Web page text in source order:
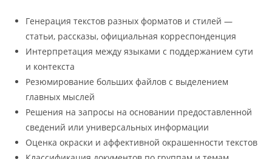
Генерация текстов разных форматов и стилей —
статьи, рассказы, официальная корреспонденция
Интерпретация между языками с поддержанием сути
и контекста
Резюмирование больших файлов с выделением
главных мыслей
Решения на запросы на основании предоставленной
сведений или универсальных информации
Оценка окраски и аффективной окрашенности текстов